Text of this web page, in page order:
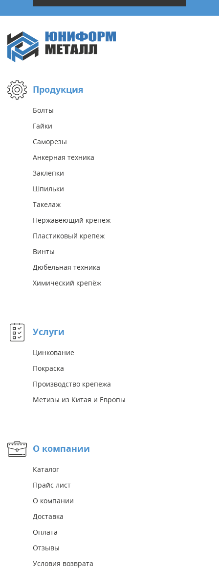
Жду звонка
Продукция
Болты
Гайки
Саморезы
Анкерная техника
Заклепки
Шпильки
Такелаж
Нержавеющий крепеж
Пластиковый крепеж
Винты
Дюбельная техника
Химический крепёж
Услуги
Цинкование
Покраска
Производство крепежа
Метизы из Китая и Европы
О компании
Каталог
Прайс лист
О компании
Доставка
Оплата
Отзывы
Условия возврата